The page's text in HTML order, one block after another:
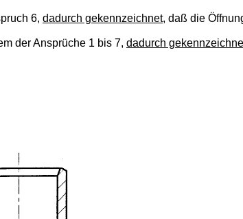
6, dadurch gekennzeichnet, daß die
der Ansprüche 1 bis 7, dadurch